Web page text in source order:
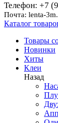
Телефон: +7
Почта: lenta-
Каталог
Товары
Новинки
Хиты
Клеи
Назад